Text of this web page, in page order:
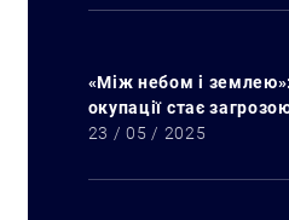
«Між небом і
окупації стає
23 / 05 / 2025